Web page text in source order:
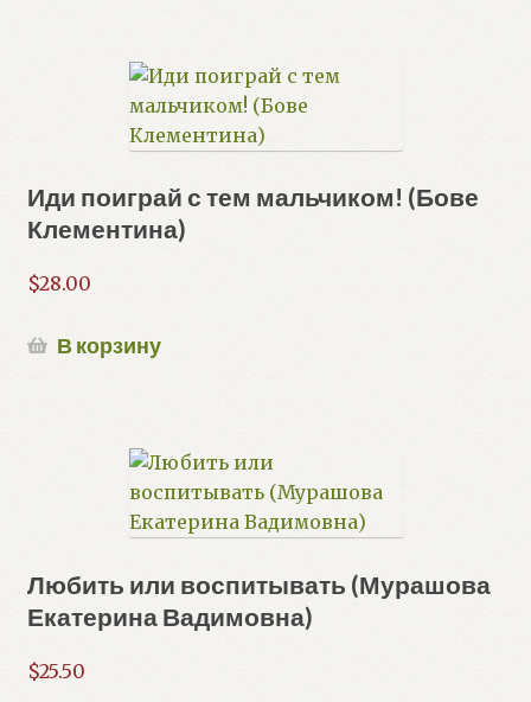
Иди поиграй с тем мальчиком! (Бове
Клементина)
$28.00
В корзину
Любить или воспитывать (Мурашова
Екатерина Вадимовна)
$25.50